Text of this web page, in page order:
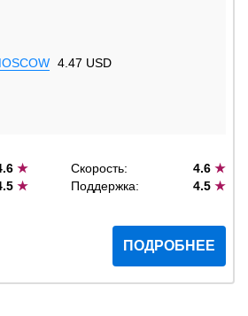
4.47 USD
★ Скорость: 4.6 ★
★ Поддержка: 4.5 ★
ПОДРОБНЕЕ